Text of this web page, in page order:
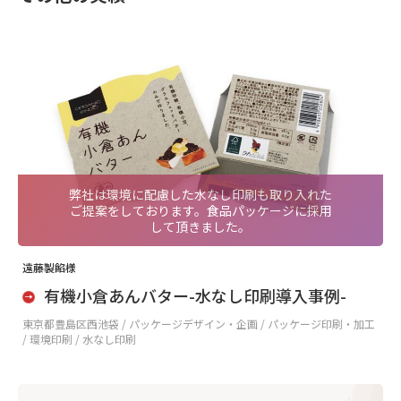
弊社は環境に配慮した水なし印刷も取り入れた
ご提案をしております。食品パッケージに採用
して頂きました。
遠藤製餡様
有機小倉あんバター-水なし印刷導入事例-
東京都豊島区西池袋 / パッケージデザイン・企画 / パッケージ印刷・加工
/ 環境印刷 / 水なし印刷